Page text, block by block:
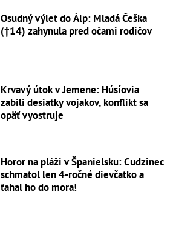
Osudný výlet do Álp: Mladá Češka
(†14) zahynula pred očami rodičov
Krvavý útok v Jemene: Húsíovia
zabili desiatky vojakov, konflikt sa
opäť vyostruje
Horor na pláži v Španielsku: Cudzinec
schmatol len 4-ročné dievčatko a
ťahal ho do mora!